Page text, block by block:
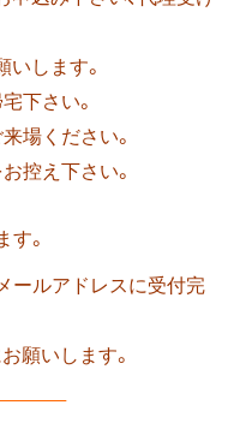
します。
下さい。
場ください。
控え下さい。
。
ールアドレスに受付完
願いします。